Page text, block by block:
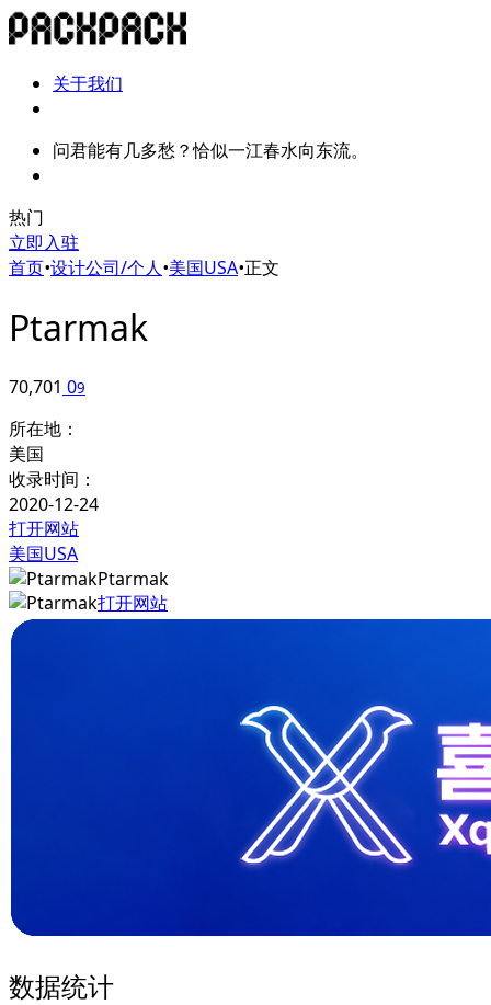
关于我们
问君能有几多愁？恰似一江春水向东流。
热门
立即入驻
首页•设计公司/个人•美国USA•正文
Ptarmak
70,701 09
所在地：
美国
收录时间：
2020-12-24
打开网站
美国USA
Ptarmak
打开网站
数据统计